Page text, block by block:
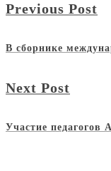
Previous Post
В сборнике
Next Post
Участие педагогов